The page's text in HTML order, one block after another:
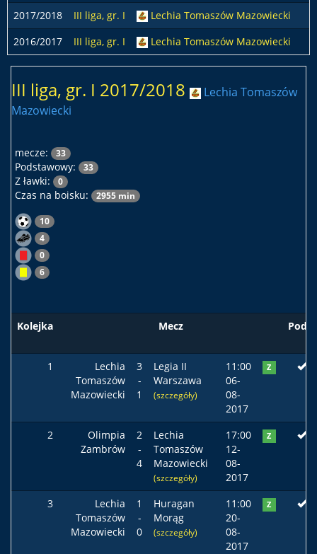
2017/2018
III liga, gr. I Lechia Tomaszów Mazowiecki
2016/2017
III liga, gr. I Lechia Tomaszów Mazowiecki
III liga, gr. I 2017/2018
Lechia Tomaszów
Mazowiecki
mecze: 33
Podstawowy: 33
Z ławki: 0
Czas na boisku: 2955 min
10
4
0
6
Kolejka Mecz Podst
1
Lechia
Tomaszów
Mazowiecki
3
-
1
Legia II
Warszawa
(szczegóły)
11:00
06-
08-
2017
Z
2
Olimpia
Zambrów
2
-
4
Lechia
Tomaszów
Mazowiecki
(szczegóły)
17:00
12-
08-
2017
Z
3
Lechia
Tomaszów
Mazowiecki
1
-
0
Huragan
Morąg
(szczegóły)
11:00
20-
08-
2017
Z